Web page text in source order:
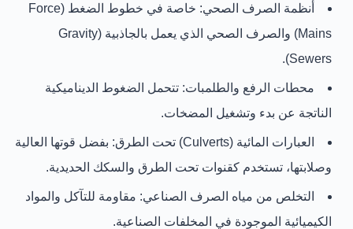
أنظمة الصرف الصحي:
خاصة في خطوط الضغط (Force
Mains) والصرف الصحي الذي يعمل بالجاذبية (Gravity
Sewers).
محطات الرفع والطلمبات: تتحمل الضغوط الديناميكية
الناتجة عن بدء وتشغيل المضخات.
العبارات المائية (Culverts) تحت الطرق:
بفضل قوتها العالية
وصلابتها، تستخدم كقنوات تحت الطرق والسكك الحديدية.
التخلص من مياه الصرف الصناعي: مقاومة للتآكل والمواد
الكيميائية الموجودة في المخلفات الصناعية.